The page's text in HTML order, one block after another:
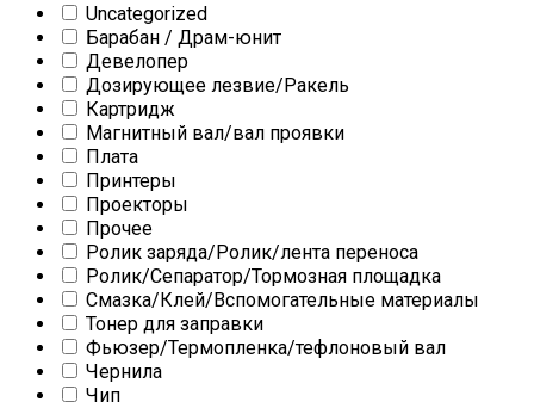
Uncategorized
Барабан / Драм-юнит
Девелопер
Дозирующее лезвие/Ракель
Картридж
Магнитный вал/вал проявки
Плата
Принтеры
Проекторы
Прочее
Ролик заряда/Ролик/лента переноса
Ролик/Сепаратор/Тормозная площадка
Смазка/Клей/Вспомогательные материалы
Тонер для заправки
Фьюзер/Термопленка/тефлоновый вал
Чернила
Чип